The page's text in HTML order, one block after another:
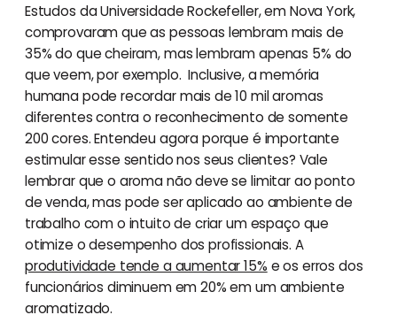
Estudos da Universidade Rockefeller, em Nova York,
comprovaram que as pessoas lembram mais de
35% do que cheiram, mas lembram apenas 5% do
que veem, por exemplo. Inclusive, a memória
humana pode recordar mais de 10 mil aromas
diferentes contra o reconhecimento de somente
200 cores. Entendeu agora porque é importante
estimular esse sentido nos seus clientes? Vale
lembrar que o aroma não deve se limitar ao ponto
de venda, mas pode ser aplicado ao ambiente de
trabalho com o intuito de criar um espaço que
otimize o desempenho dos profissionais. A
produtividade tende a aumentar 15% e os erros dos
funcionários diminuem em 20% em um ambiente
aromatizado.